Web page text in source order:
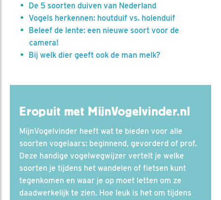
De 5 soorten duiven van Nederland
Vogels herkennen: houtduif vs. holenduif
Beleef de lente: een nieuwe soort voor de
camera!
Bij welk dier geeft ook de man melk?
Eropuit met MijnVogelvinder.nl
MijnVogelvinder heeft wat te bieden voor alle
soorten vogelaars: beginnend, gevorderd of prof.
Deze handige vogelwegwijzer vertelt je welke
soorten je tijdens het wandelen of fietsen kunt
tegenkomen en waar je op moet letten om ze
daadwerkelijk te zien. Hoe leuk is het om tijdens